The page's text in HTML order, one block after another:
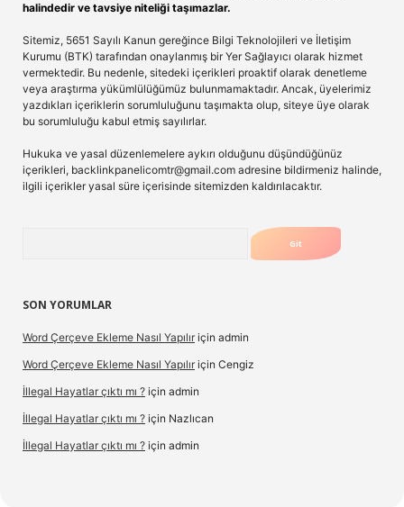
halindedir ve tavsiye niteliği taşımazlar.
Sitemiz, 5651 Sayılı Kanun gereğince Bilgi Teknolojileri ve İletişim
Kurumu (BTK) tarafından onaylanmış bir Yer Sağlayıcı olarak hizmet
vermektedir. Bu nedenle, sitedeki içerikleri proaktif olarak denetleme
veya araştırma yükümlülüğümüz bulunmamaktadır. Ancak, üyelerimiz
yazdıkları içeriklerin sorumluluğunu taşımakta olup, siteye üye olarak
bu sorumluluğu kabul etmiş sayılırlar.
Hukuka ve yasal düzenlemelere aykırı olduğunu düşündüğünüz
içerikleri, backlinkpanelicomtr@gmail.com adresine bildirmeniz halinde,
ilgili içerikler yasal süre içerisinde sitemizden kaldırılacaktır.
SON YORUMLAR
Word Çerçeve Ekleme Nasıl Yapılır için admin
Word Çerçeve Ekleme Nasıl Yapılır için Cengiz
İllegal Hayatlar çıktı mı ? için admin
İllegal Hayatlar çıktı mı ? için Nazlıcan
İllegal Hayatlar çıktı mı ? için admin